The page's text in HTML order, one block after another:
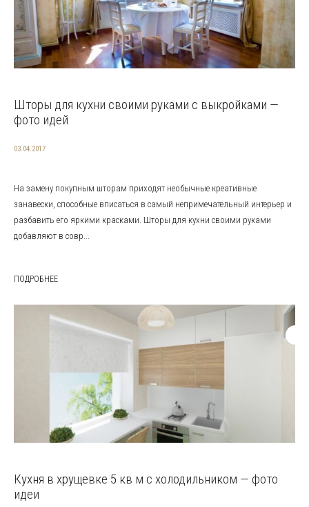
Шторы для кухни своими руками с выкройками —
фото идей
03.04.2017
На замену покупным шторам приходят необычные креативные
занавески, способные вписаться в самый непримечательный интерьер и
разбавить его яркими красками. Шторы для кухни своими руками
добавляют в совр...
ПОДРОБНЕЕ
Кухня в хрущевке 5 кв м с холодильником — фото
идеи